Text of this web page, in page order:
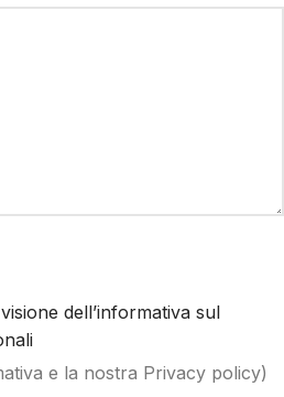
dell’informativa sul
e la nostra Privacy policy)